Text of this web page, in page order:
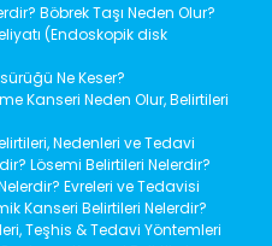
Böbrek Taşı Neden Olur?
(Endoskopik disk
Ne Keser?
Kanseri Neden Olur, Belirtileri
Nedenleri ve Tedavi
Lösemi Belirtileri Nelerdir?
Evreleri ve Tedavisi
Kanseri Belirtileri Nelerdir?
Teşhis & Tedavi Yöntemleri